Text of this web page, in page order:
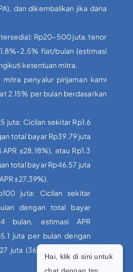
dan dikembalikan jika dana
Rp20–500 juta, tenor
flat/bulan (estimasi
ketentuan mitra.
mitra penyalur pinjaman kami
2.15% per bulan berdasarkan
juta: Cicilan sekitar Rp1.6
total bayar Rp39.79 juta
±28,18%), atau Rp1.3
total bayar Rp46.57 juta
±27,39%).
juta: Cicilan sekitar
dengan total bayar
bulan, estimasi APR
juta per bulan dengan
juta (36 bulan, estimasi
Hai, klik di sini untuk